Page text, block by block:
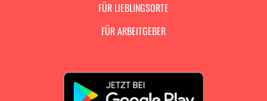
FÜR LIEBLINGSORTE
FÜR ARBEITGEBER